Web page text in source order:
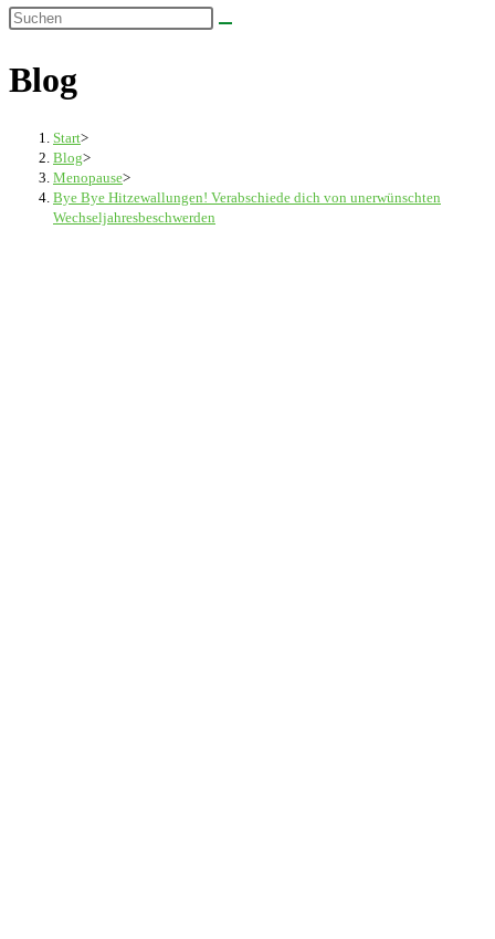
umschalten
Diese
durchsuchen
Blog
Start>
Blog>
Menopause>
Bye Bye Hitzewallungen! Verabschiede dich von unerwünschten
Wechseljahresbeschwerden